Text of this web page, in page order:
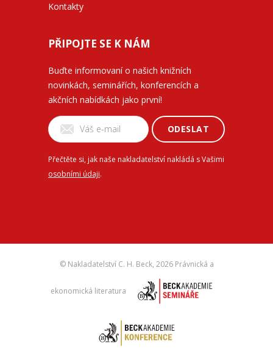
Kontakty
PŘIPOJTE SE K NÁM
Buďte informovaní o našich knižních
novinkách, seminářích, konferencích a
akčních nabídkách jako první!
ODESLAT
Přečtěte si, jak naše nakladatelství nakládá s Vašimi
osobními údaji.
© Nakladatelství C. H. Beck, 2026 Právnická a
ekonomická literatura